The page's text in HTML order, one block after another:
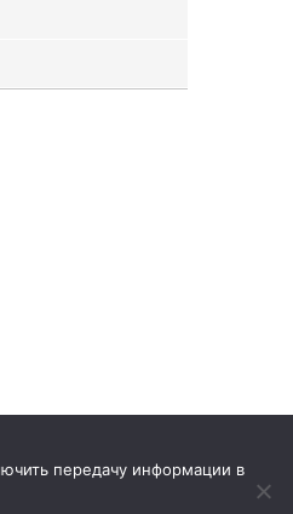
передачу информации в